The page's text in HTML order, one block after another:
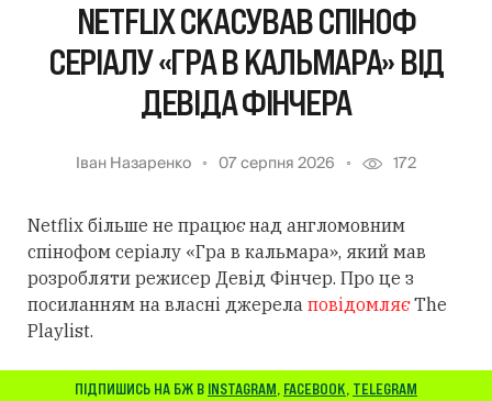
NETFLIX СКАСУВАВ СПІНОФ
СЕРІАЛУ «ГРА В КАЛЬМАРА» ВІД
ДЕВІДА ФІНЧЕРА
Іван Назаренко 07 серпня 2026 172
Netflix більше не працює над англомовним
спінофом серіалу «Гра в кальмара», який мав
розробляти режисер Девід Фінчер. Про це з
посиланням на власні джерела повідомляєThe
Playlist.
ПІДПИШИСЬ НА БЖ В INSTAGRAM, FACEBOOK, TELEGRAM